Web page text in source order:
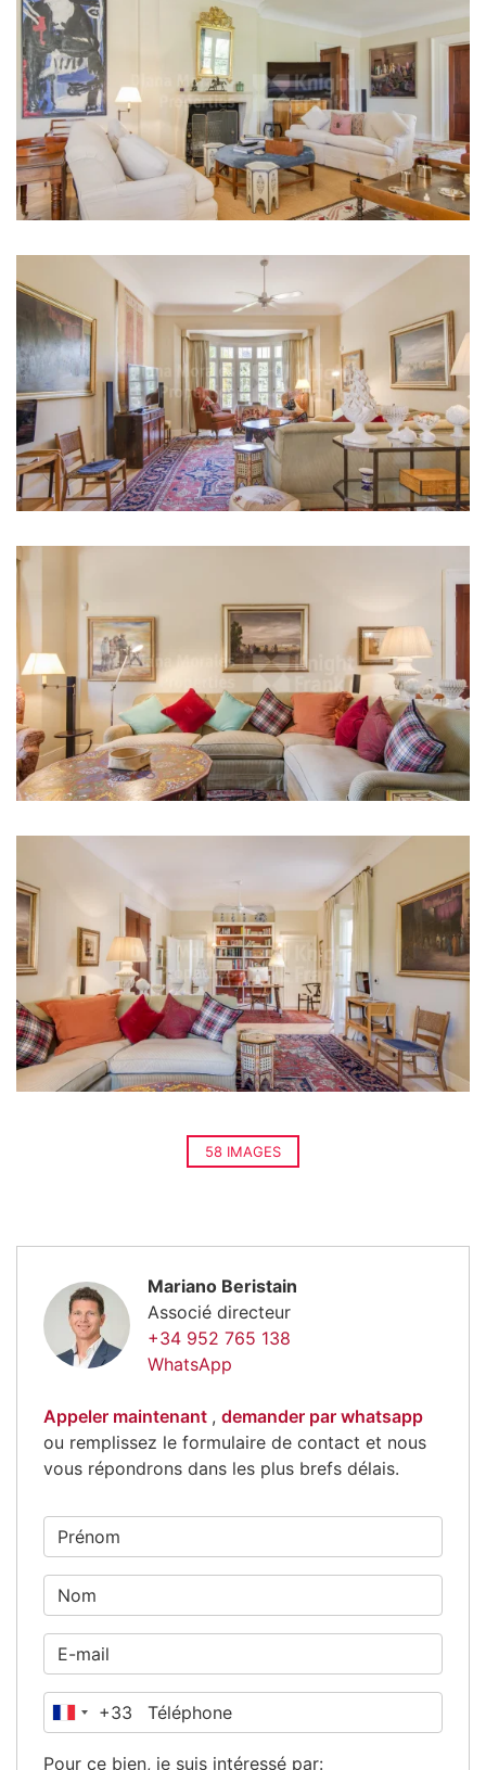
58 IMAGES
Mariano Beristain
Associé directeur
+34 952 765 138
WhatsApp
Appeler maintenant , demander par whatsapp
ou remplissez le formulaire de contact et nous
vous répondrons dans les plus brefs délais.
France
+33
Pour ce bien, je suis intéressé par: